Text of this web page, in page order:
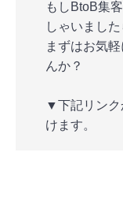
もしBtoB集
しゃいました
まずはお気
んか？
▼下記リンク
けます。